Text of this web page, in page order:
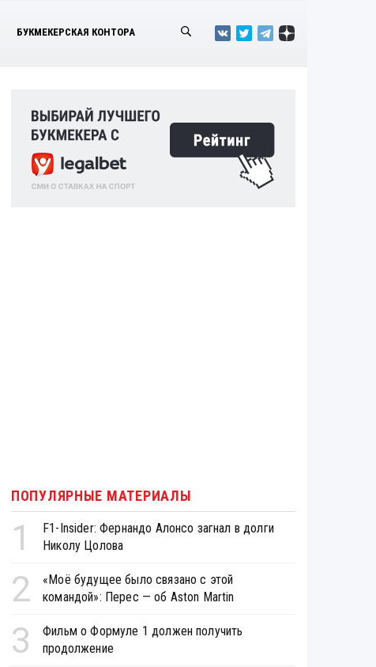
БУКМЕКЕРСКАЯ КОНТОРА
ПОПУЛЯРНЫЕ МАТЕРИАЛЫ
1
F1-Insider: Фернандо Алонсо загнал в долги
Николу Цолова
2
«Моё будущее было связано с этой
командой»: Перес — об Aston Martin
3
Фильм о Формуле 1 должен получить
продолжение